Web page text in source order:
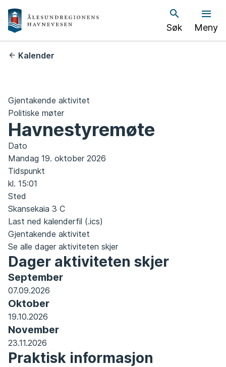
Å
l
d
h
n
Søk Meny
Du Kalender
Gjentakende aktivitet
Politiske møter
Havnestyremøte
Dato
Mandag 19. oktober 2026
Tidspunkt
kl. 15:01
Sted
Skansekaia 3 C
Last
ned
kalenderfil
(.ics)
Last ned kalenderfil (.ics)
Gjentakende aktivitet
Se alle dager aktiviteten skjer
Dager aktiviteten skjer
September
07.09.2026
Oktober
19.10.2026
November
23.11.2026
Praktisk informasjon